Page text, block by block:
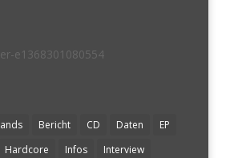
Bericht CD Daten
EP
Hardcore Infos
Interview